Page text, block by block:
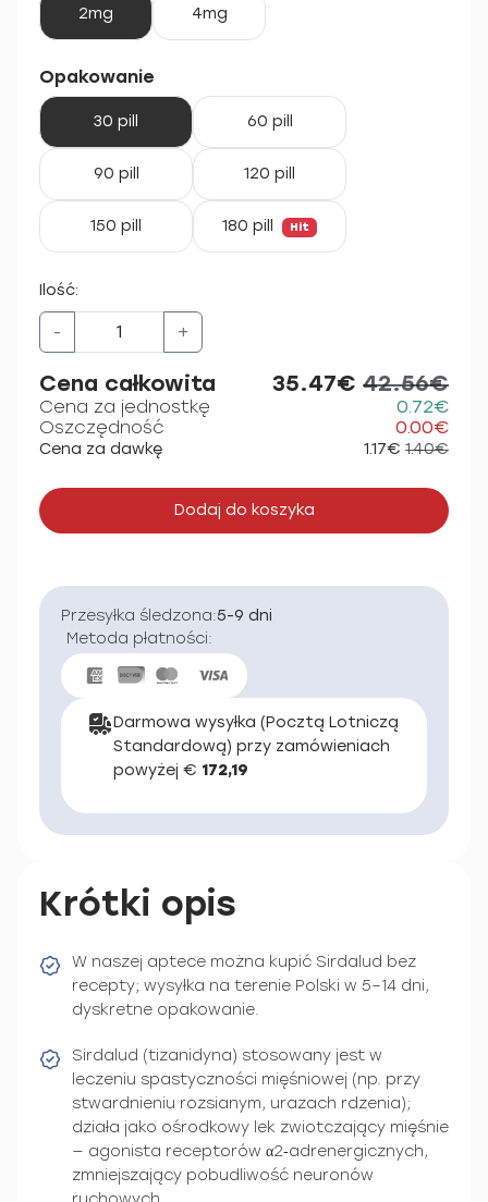
2mg 4mg
Opakowanie
30 pill 60 pill
90 pill 120 pill
150 pill 180 pill Hit
Ilość:
- +
Cena całkowita 35.47€ 42.56€
Cena za jednostkę
0.72€
Oszczędność
0.00€
Cena za dawkę 1.17€ 1.40€
Dodaj do koszyka
Przesyłka śledzona:5-9 dni
Metoda płatności:
Darmowa wysyłka (Pocztą Lotniczą
Standardową) przy zamówieniach
powyżej € 172,19
Krótki opis
W naszej aptece można kupić Sirdalud bez
recepty; wysyłka na terenie Polski w 5–14 dni,
dyskretne opakowanie.
Sirdalud (tizanidyna) stosowany jest w
leczeniu spastyczności mięśniowej (np. przy
stwardnieniu rozsianym, urazach rdzenia);
działa jako ośrodkowy lek zwiotczający mięśnie
— agonista receptorów α2‑adrenergicznych,
zmniejszający pobudliwość neuronów